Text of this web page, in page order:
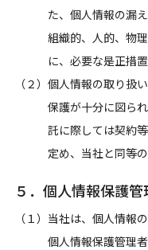
た、個人情報の漏
組織的、人的、物
に、必要な是正措置
（２）個人情報の取り扱
保護が十分に図ら
託に際しては契約
定め、当社と同等
５．個人情報保護
（１）当社は、個人情報
個人情報保護管理